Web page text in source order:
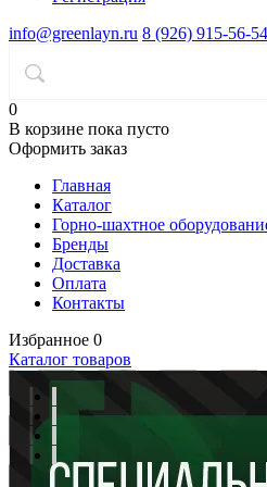
info@greenlayn.ru 8 (926) 915-56-54
0
В корзине пока пусто
Оформить заказ
Главная
Каталог
Горно-шахтное
Бренды
Доставка
Оплата
Контакты
Избранное 0
Каталог товаров